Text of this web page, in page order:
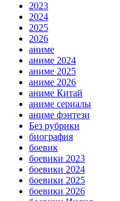
2023
2024
2025
2026
аниме
аниме 2024
аниме 2025
аниме 2026
аниме Китай
аниме сериалы
аниме фэнтези
Без рубрики
биография
боевик
боевики 2023
боевики 2024
боевики 2025
боевики 2026